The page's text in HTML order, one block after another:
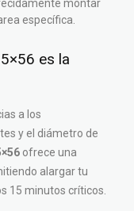
montar
específica.
es la
a los
y el diámetro de
ofrece una
alargar tu
15 minutos críticos.